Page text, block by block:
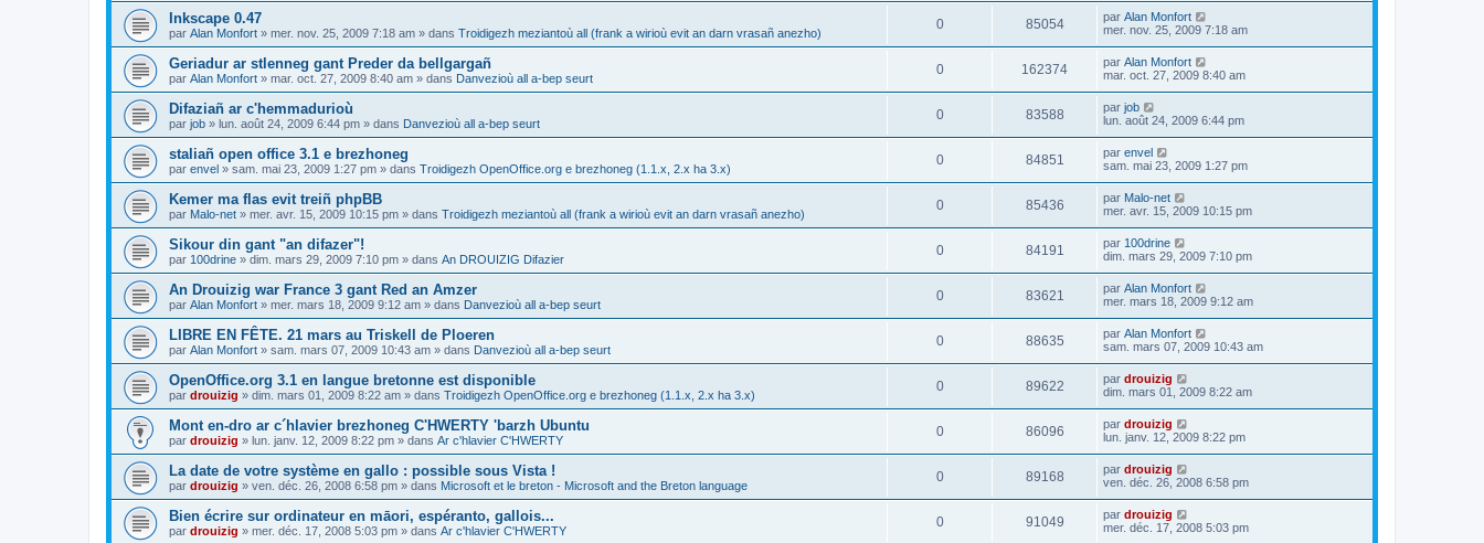
Inkscape 0.47
par Alan Monfort » mer. nov. 25, 2009 7:18 am » dans Troidigezh meziantoù all (frank a wirioù evit an darn vrasañ anezho)
0 85054 par Alan Monfort
mer. nov. 25, 2009 7:18 am
Geriadur ar stlenneg gant Preder da bellgargañ
par Alan Monfort » mar. oct. 27, 2009 8:40 am » dans Danvezioù all a-bep seurt
0 162374 par Alan Monfort
mar. oct. 27, 2009 8:40 am
Difaziañ ar c'hemmadurioù
par job » lun. août 24, 2009 6:44 pm » dans Danvezioù all a-bep seurt
0 83588 par job
lun. août 24, 2009 6:44 pm
staliañ open office 3.1 e brezhoneg
par envel » sam. mai 23, 2009 1:27 pm » dans Troidigezh OpenOffice.org e brezhoneg (1.1.x, 2.x ha 3.x)
0 84851 par envel
sam. mai 23, 2009 1:27 pm
Kemer ma flas evit treiñ phpBB
par Malo-net » mer. avr. 15, 2009 10:15 pm » dans Troidigezh meziantoù all (frank a wirioù evit an darn vrasañ anezho)
0 85436 par Malo-net
mer. avr. 15, 2009 10:15 pm
Sikour din gant "an difazer"!
par 100drine » dim. mars 29, 2009 7:10 pm » dans An DROUIZIG Difazier
0 84191 par 100drine
dim. mars 29, 2009 7:10 pm
An Drouizig war France 3 gant Red an Amzer
par Alan Monfort » mer. mars 18, 2009 9:12 am » dans Danvezioù all a-bep seurt
0 83621 par Alan Monfort
mer. mars 18, 2009 9:12 am
LIBRE EN FÊTE. 21 mars au Triskell de Ploeren
par Alan Monfort » sam. mars 07, 2009 10:43 am » dans Danvezioù all a-bep seurt
0 88635 par Alan Monfort
sam. mars 07, 2009 10:43 am
OpenOffice.org 3.1 en langue bretonne est disponible
par drouizig » dim. mars 01, 2009 8:22 am » dans Troidigezh OpenOffice.org e brezhoneg (1.1.x, 2.x ha 3.x)
0 89622 par drouizig
dim. mars 01, 2009 8:22 am
Mont en-dro ar c´hlavier brezhoneg C'HWERTY 'barzh Ubuntu
par drouizig » lun. janv. 12, 2009 8:22 pm » dans Ar c'hlavier C'HWERTY
0 86096 par drouizig
lun. janv. 12, 2009 8:22 pm
La date de votre système en gallo : possible sous Vista !
par drouizig » ven. déc. 26, 2008 6:58 pm » dans Microsoft et le breton - Microsoft and the Breton language
0 89168 par drouizig
ven. déc. 26, 2008 6:58 pm
Bien écrire sur ordinateur en māori, espéranto, gallois...
par drouizig » mer. déc. 17, 2008 5:03 pm » dans Ar c'hlavier C'HWERTY
0 91049 par drouizig
mer. déc. 17, 2008 5:03 pm